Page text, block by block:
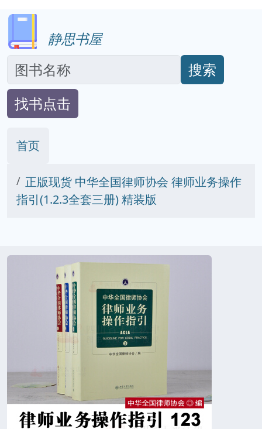
静思书屋
搜索
找书点击
首页
正版现货 中华全国律师协会 律师业务操作
指引(1.2.3全套三册) 精装版